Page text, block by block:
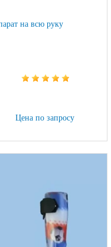
на всю руку
Цена по запросу